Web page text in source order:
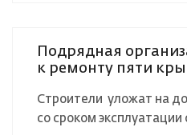
Подрядная
к ремонту пяти
Строители уложат на
со сроком эксплуатации